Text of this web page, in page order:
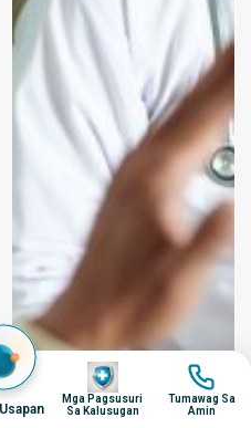
Imahen
Mga Pagsusuri
Sa Kalusugan
Imahen
Tumawag Sa
Amin